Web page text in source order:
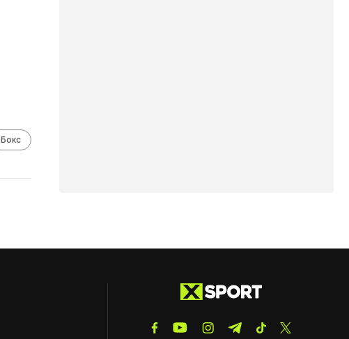
Бокс